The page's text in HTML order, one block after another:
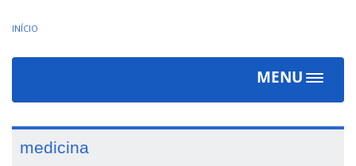
INÍCIO
MENU
Toggle
medicina